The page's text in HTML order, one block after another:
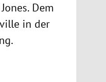
Dem
in der